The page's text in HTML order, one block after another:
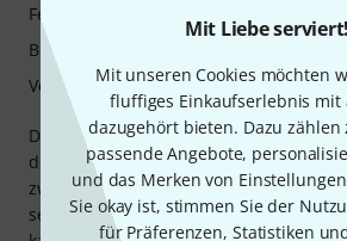
Mit Liebe serviert!
Mit unseren Cookies möchten
fluffiges Einkaufserlebnis mit
dazugehört bieten. Dazu zählen
passende Angebote,
und das Merken von
Sie okay ist, stimmen Sie der
für Präferenzen, Statistiken
Durch die Integration des Nano Clocks
deutlich breitere und tiefere
zwischen den Instrumenten, egal wie
sein mögen. Der Gesang klingt klar und
Features
Bedienung
Verarbeitung